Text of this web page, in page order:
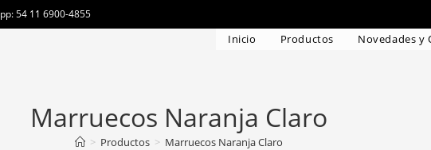
54 11 6900-4855
Inicio Productos Novedades y
Marruecos Naranja Claro
> Productos > Marruecos Naranja Claro